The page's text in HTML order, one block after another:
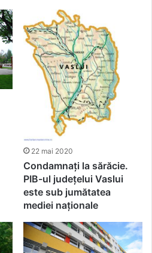
22 mai 2020
Condamnați la sărăcie.
PIB-ul județelui Vaslui
este sub jumătatea
mediei naționale